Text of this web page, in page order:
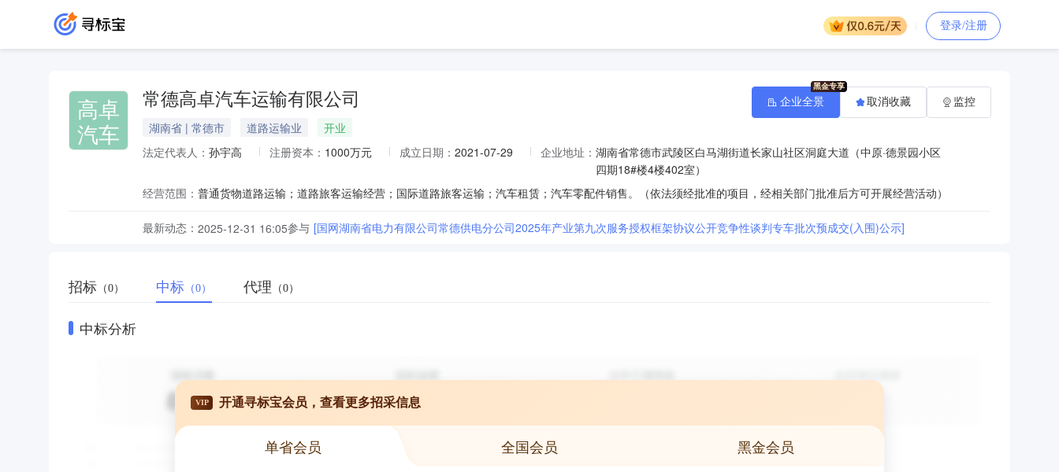
登录/注册
高卓
汽车
常德高卓汽车运输有限公司
湖南省 | 常德市 道路运输业
开业
法定代表人： 孙宇高 注册资本： 1000万元 成立日期： 2021-07-29 企业地址： 湖南省常德市武陵区白马湖街道长家山社区洞庭大道（中原·德景园小区
四期18#楼4楼402室）
经营范围： 普通货物道路运输；道路旅客运输经营；国际道路旅客运输；汽车租赁；汽车零配件销售。（依法须经批准的项目，经相关部门批准后方可开展经营活动）
最新动态： 2025-12-31 16:05参与 [国网湖南省电力有限公司常德供电分公司2025年产业第九次服务授权框架协议公开竞争性谈判专车批次预成交(入围)公示]
企业全景 取消收藏 监控
招标 （0） 中标 （0） 代理 （0）
中标分析
VIP 开通寻标宝会员，查看更多招采信息
单省会员 全国会员 黑金会员